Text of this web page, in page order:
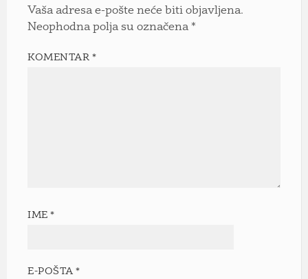
Vaša adresa e-pošte neće biti objavljena.
Neophodna polja su označena *
KOMENTAR*
IME*
E-POŠTA*